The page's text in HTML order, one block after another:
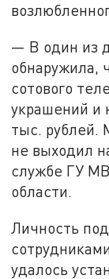
— В один из
обнаружила,
сотового
украшений и
тыс. рублей.
не выходил
службе ГУ
области.
Личность
удалось